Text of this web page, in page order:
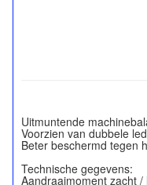
Uitmuntende
Voorzien van dubbele
Beter beschermd tegen
Technische gegevens:
Aandraaimoment zacht